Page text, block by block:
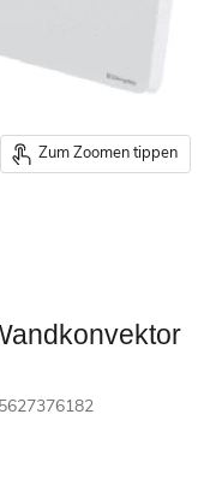
Zum Zoomen tippen